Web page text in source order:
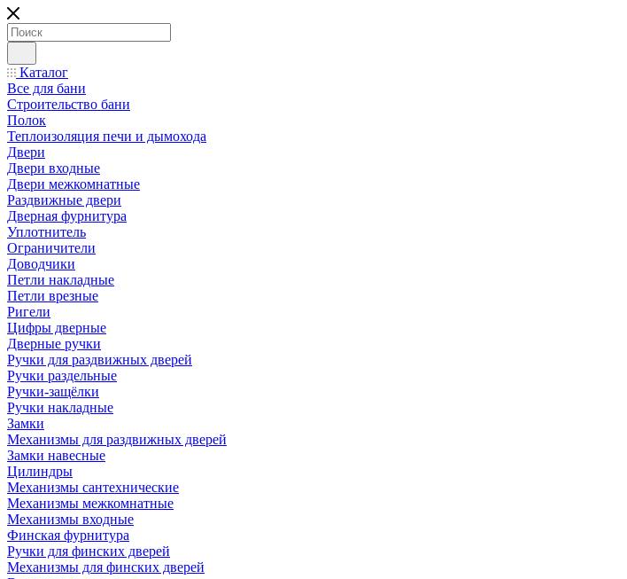
Каталог
Все для бани
Строительство бани
Полок
Теплоизоляция печи и дымохода
Двери
Двери входные
Двери межкомнатные
Раздвижные двери
Дверная фурнитура
Уплотнитель
Ограничители
Доводчики
Петли накладные
Петли врезные
Ригели
Цифры дверные
Дверные ручки
Ручки для раздвижных дверей
Ручки раздельные
Ручки-защёлки
Ручки накладные
Замки
Механизмы для раздвижных дверей
Замки навесные
Цилиндры
Механизмы сантехнические
Механизмы межкомнатные
Механизмы входные
Финская фурнитура
Ручки для финских дверей
Механизмы для финских дверей